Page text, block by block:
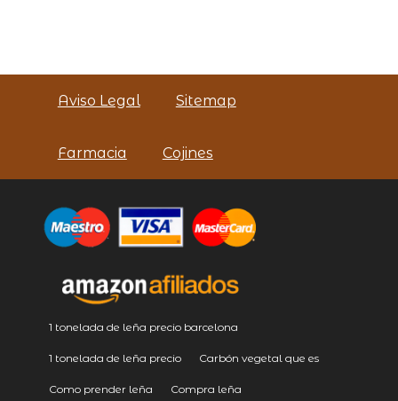
Aviso Legal Sitemap
Farmacia Cojines
1 tonelada de leña precio barcelona
1 tonelada de leña precio Carbón vegetal que es
Como prender leña Compra leña